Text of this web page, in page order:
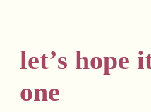
let’s hope
one